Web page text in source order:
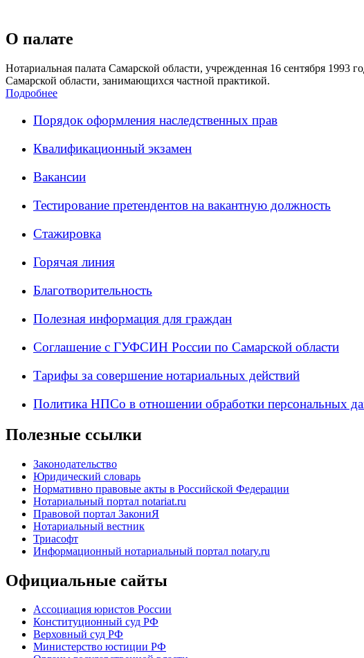
О палате
Нотариальная палата Самарской области, учрежденная 16 сентября 1993
Самарской области, занимающихся частной практикой.
Подробнее
Порядок оформления наследственных прав
Квалификационный экзамен
Вакансии
Тестирование претендентов на вакантную должность
Стажировка
Горячая линия
Благотворительность
Полезная информация для граждан
Соглашение с ГУФСИН России по Самарской области
Тарифы за совершение нотариальных действий
Политика НПСо в отношении обработки персональных
Полезные ссылки
Законодательство
Юридический словарь
Нормативно правовые акты в Российской Федерации
Нотариальный портал notariat.ru
Правовой портал ЗакониЯ
Нотариальный вестник
Триасофт
Информационный нотариальный портал notary.ru
Официальные сайты
Ассоциация юристов России
Конституционный суд РФ
Верховный суд РФ
Министерство юстиции РФ